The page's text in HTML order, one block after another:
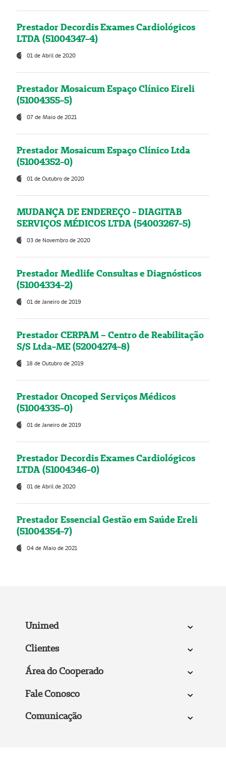
Prestador Decordis Exames Cardiológicos
LTDA (51004347-4)
01 de Abril de 2020
Prestador Mosaicum Espaço Clínico Eireli
(51004355-5)
07 de Maio de 2021
Prestador Mosaicum Espaço Clínico Ltda
(51004352-0)
01 de Outubro de 2020
MUDANÇA DE ENDEREÇO - DIAGITAB
SERVIÇOS MÉDICOS LTDA (54003267-5)
03 de Novembro de 2020
Prestador Medlife Consultas e Diagnósticos
(51004334-2)
01 de Janeiro de 2019
Prestador CERPAM – Centro de Reabilitação
S/S Ltda-ME (52004274-8)
18 de Outubro de 2019
Prestador Oncoped Serviços Médicos
(51004335-0)
01 de Janeiro de 2019
Prestador Decordis Exames Cardiológicos
LTDA (51004346-0)
01 de Abril de 2020
Prestador Essencial Gestão em Saúde Ereli
(51004354-7)
04 de Maio de 2021
Unimed
Clientes
Área do Cooperado
Fale Conosco
Comunicação